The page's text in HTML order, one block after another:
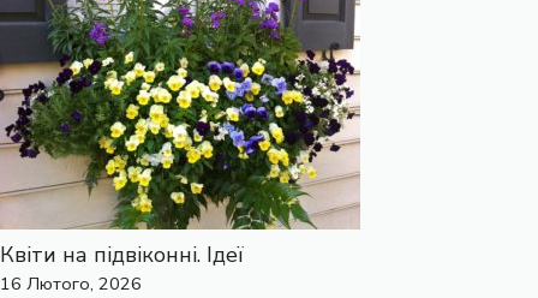
Квіти на підвіконні. Ідеї
16 Лютого, 2026